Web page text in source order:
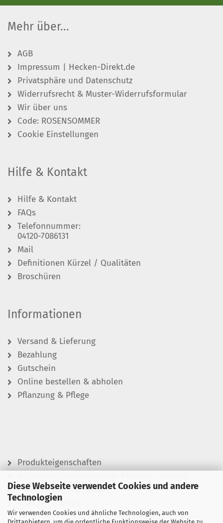
Diese Webseite verwendet Cookies und andere
Technologien
Wir verwenden Cookies und ähnliche Technologien, auch von
Drittanbietern, um die ordentliche Funktionsweise der Website zu
Mehr über...
AGB
Impressum | Hecken-Direkt.de
Privatsphäre und Datenschutz
Widerrufsrecht & Muster-Widerrufsformular
Wir über uns
Code: ROSENSOMMER
Cookie Einstellungen
Hilfe & Kontakt
Hilfe & Kontakt
FAQs
Telefonnummer:
04120-7086131
Mail
Definitionen Kürzel / Qualitäten
Broschüren
Informationen
Versand & Lieferung
Bezahlung
Gutschein
Online bestellen & abholen
Pflanzung & Pflege
Produkteigenschaften
Wässern leicht gemacht
Pflanzen düngen